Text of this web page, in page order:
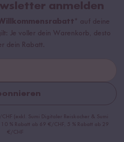
anmelden
Willkommensrabatt* auf deine
Je voller dein Warenkorb, desto
dein Rabatt.
(exkl. Sumi Digitaler Reiskocher & Sumi
% Rabatt ab 69 €/CHF, 5 % Rabatt ab 29
€/CHF